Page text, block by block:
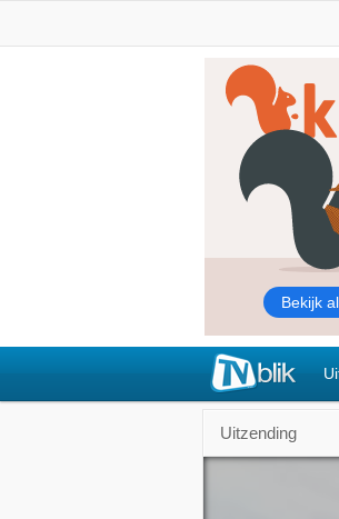
Uitzending